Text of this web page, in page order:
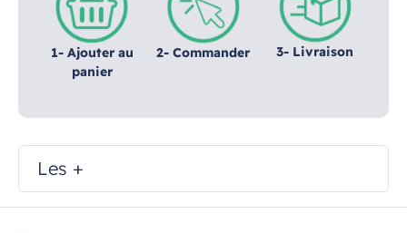
1- Ajouter au
panier
2- Commander 3- Livraison
Les +